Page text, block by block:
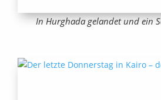
In Hurghada gelandet und ein